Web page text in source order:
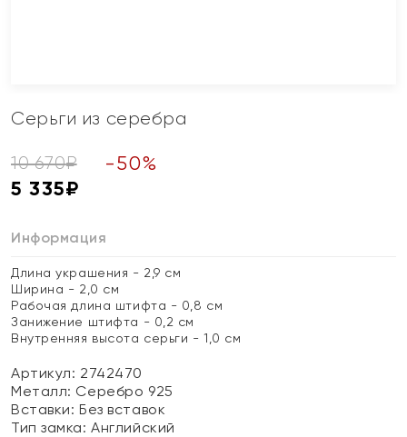
Серьги из серебра
10 670₽ -50%
5 335₽
Информация
Длина украшения - 2,9 см
Ширина - 2,0 см
Рабочая длина штифта - 0,8 см
Занижение штифта - 0,2 см
Внутренняя высота серьги - 1,0 см
Артикул: 2742470
Металл: Серебро 925
Вставки:Без вставок
Тип замка:Английский